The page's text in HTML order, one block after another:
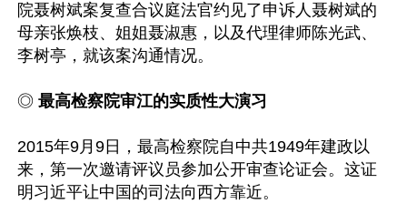
院聂树斌案复查合议庭法官约见了申诉人聂树斌的
母亲张焕枝、姐姐聂淑惠，以及代理律师陈光武、
李树亭，就该案沟通情况。
◎ 最高检察院审江的实质性大演习
2015年9月9日，最高检察院自中共1949年建政以
来，第一次邀请评议员参加公开审查论证会。这证
明习近平让中国的司法向西方靠近。